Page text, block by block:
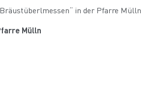
„Bräustüberlmessen“ in der Pfarre Mülln
Mülln